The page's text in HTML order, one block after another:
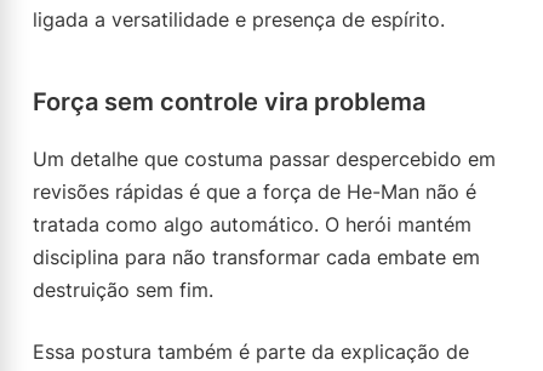
ligada a versatilidade e presença de espírito.
Força sem controle vira problema
Um detalhe que costuma passar despercebido em
revisões rápidas é que a força de He-Man não é
tratada como algo automático. O herói mantém
disciplina para não transformar cada embate em
destruição sem fim.
Essa postura também é parte da explicação de